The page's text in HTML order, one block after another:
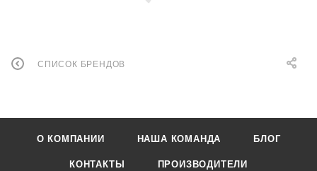
СПИСОК БРЕНДОВ
О КОМПАНИИ НАША КОМАНДА БЛОГ
КОНТАКТЫ ПРОИЗВОДИТЕЛИ